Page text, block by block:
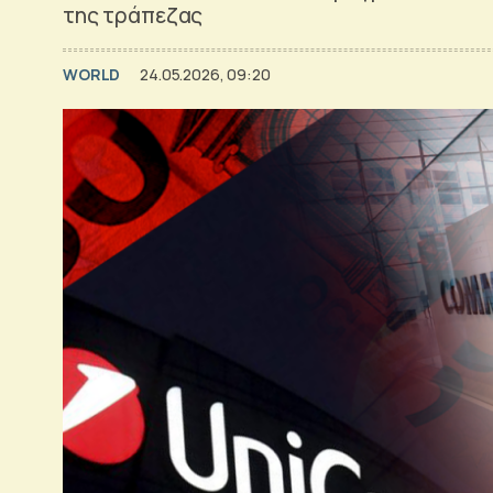
της τράπεζας
WORLD 24.05.2026, 09:20